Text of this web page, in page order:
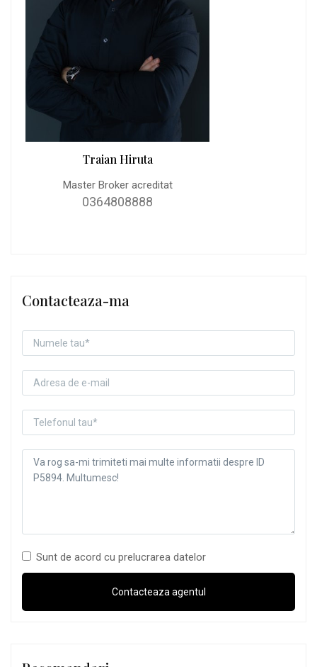
Traian Hiruta
Master Broker acreditat
0364808888
Contacteaza-ma
Sunt de acord cu prelucrarea datelor